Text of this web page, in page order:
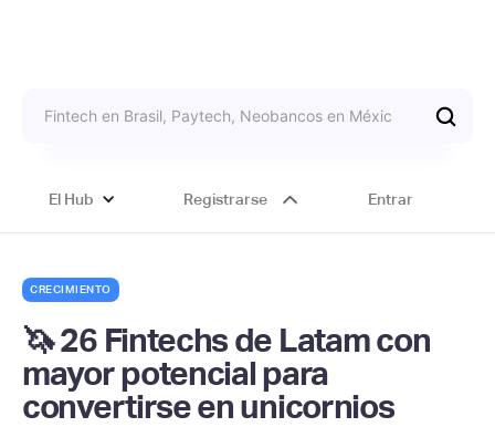
El Hub Registrarse Entrar
CRECIMIENTO
🦄 26 Fintechs de Latam con
mayor potencial para
convertirse en unicornios